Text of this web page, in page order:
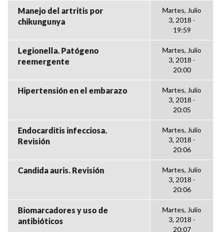
Manejo del artritis por
chikungunya
Martes, Julio
3, 2018 -
19:59
Legionella. Patógeno
reemergente
Martes, Julio
3, 2018 -
20:00
Hipertensión en el embarazo
Martes, Julio
3, 2018 -
20:05
Endocarditis infecciosa.
Revisión
Martes, Julio
3, 2018 -
20:06
Candida auris. Revisión
Martes, Julio
3, 2018 -
20:06
Biomarcadores y uso de
antibióticos
Martes, Julio
3, 2018 -
20:07